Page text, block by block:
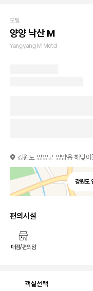
모텔
양양 낙산 M
Yangyang M Motel
강원도 양양군 양양읍 해맞
강원도
편의시설
매점/편의점
객실선택